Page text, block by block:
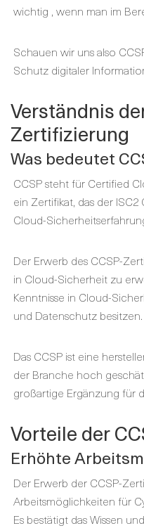
wichtig , wenn man im
Schauen wir uns also
Schutz digitaler
Verständnis
Zertifizierung
Was bedeutet
CCSP steht für Certified
ein Zertifikat, das der
Cloud-
Der Erwerb des CCSP-
in Cloud-Sicherheit zu
Kenntnisse in Cloud-
und Datenschutz besitzen.
Das CCSP ist eine
der Branche hoch
großartige Ergänzung für
Vorteile der
Erhöhte
Der Erwerb der CCSP-
Arbeitsmöglichkeiten für
Es bestätigt das Wissen